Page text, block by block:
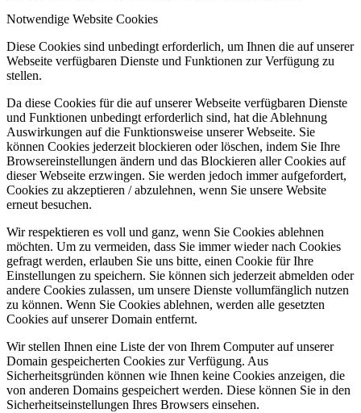
Notwendige Website Cookies
Diese Cookies sind unbedingt erforderlich, um Ihnen die auf unserer
Webseite verfügbaren Dienste und Funktionen zur Verfügung zu
stellen.
Da diese Cookies für die auf unserer Webseite verfügbaren Dienste
und Funktionen unbedingt erforderlich sind, hat die Ablehnung
Auswirkungen auf die Funktionsweise unserer Webseite. Sie
können Cookies jederzeit blockieren oder löschen, indem Sie Ihre
Browsereinstellungen ändern und das Blockieren aller Cookies auf
dieser Webseite erzwingen. Sie werden jedoch immer aufgefordert,
Cookies zu akzeptieren / abzulehnen, wenn Sie unsere Website
erneut besuchen.
Wir respektieren es voll und ganz, wenn Sie Cookies ablehnen
möchten. Um zu vermeiden, dass Sie immer wieder nach Cookies
gefragt werden, erlauben Sie uns bitte, einen Cookie für Ihre
Einstellungen zu speichern. Sie können sich jederzeit abmelden oder
andere Cookies zulassen, um unsere Dienste vollumfänglich nutzen
zu können. Wenn Sie Cookies ablehnen, werden alle gesetzten
Cookies auf unserer Domain entfernt.
Wir stellen Ihnen eine Liste der von Ihrem Computer auf unserer
Domain gespeicherten Cookies zur Verfügung. Aus
Sicherheitsgründen können wie Ihnen keine Cookies anzeigen, die
von anderen Domains gespeichert werden. Diese können Sie in den
Sicherheitseinstellungen Ihres Browsers einsehen.